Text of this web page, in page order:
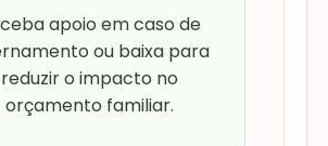
apoio em caso de
ou baixa para
reduzir o impacto no
orçamento familiar.